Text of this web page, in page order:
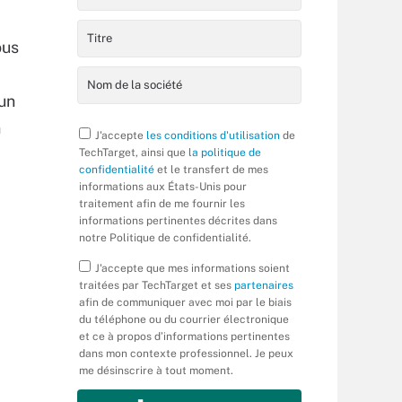
J'accepte les conditions d'utilisation de
TechTarget, ainsi que la politique de
confidentialité et le transfert de mes
informations aux États-Unis pour
traitement afin de me fournir les
informations pertinentes décrites dans
notre Politique de confidentialité.
J'accepte que mes informations soient
traitées par TechTarget et ses partenaires
afin de communiquer avec moi par le biais
du téléphone ou du courrier électronique
et ce à propos d’informations pertinentes
dans mon contexte professionnel. Je peux
me désinscrire à tout moment.